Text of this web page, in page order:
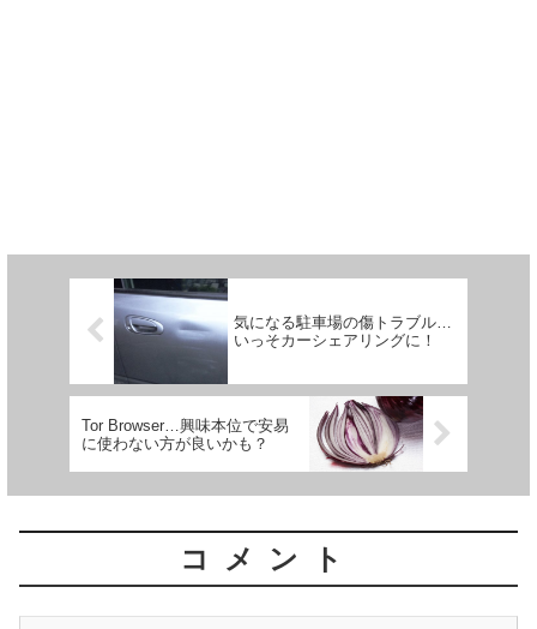
気になる駐車場の傷トラブル…
いっそカーシェアリングに！
Tor Browser…興味本位で安易
に使わない方が良いかも？
コメント